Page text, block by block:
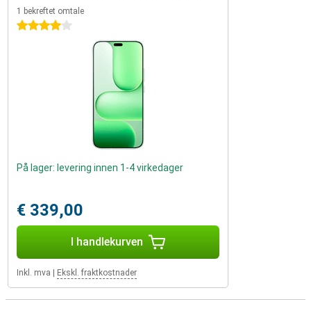
1 bekreftet omtale
4 stjerner
På lager: levering innen 1-4 virkedager
€ 339,00
I handlekurven
Inkl. mva Ekskl. fraktkostnader